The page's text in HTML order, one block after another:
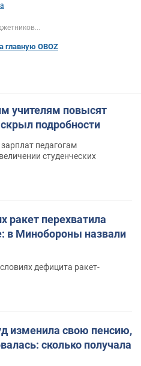
главную OBOZ
учителям повысят
подробности
педагогам
студенческих
ракет перехватила
в Минобороны назвали
дефицита ракет-
изменила свою пенсию,
сколько получала